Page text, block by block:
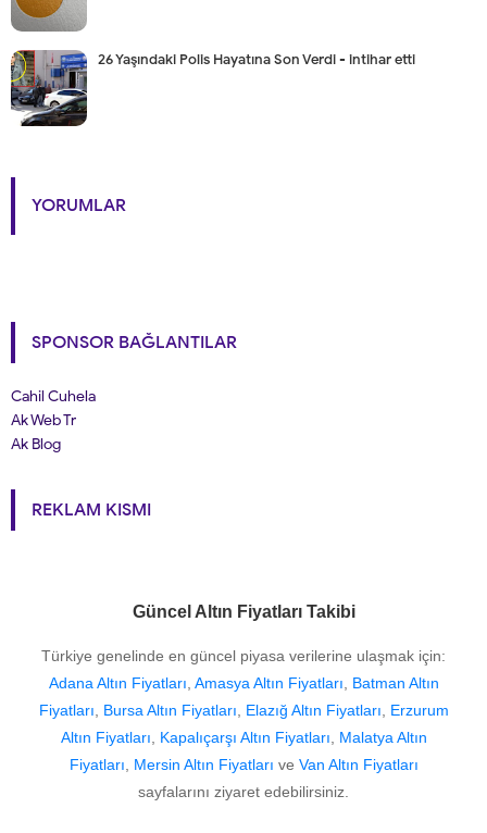
26 Yaşındaki Polis Hayatına Son Verdi - intihar etti
YORUMLAR
SPONSOR BAĞLANTILAR
Cahil Cuhela
Ak Web Tr
Ak Blog
REKLAM KISMI
Güncel Altın Fiyatları Takibi
Türkiye genelinde en güncel piyasa verilerine ulaşmak için:
Adana Altın Fiyatları Amasya Altın Fiyatları
Batman Altın
Fiyatları
Bursa Altın Fiyatları Elazığ Altın Fiyatları
Erzurum
Altın Fiyatları
Kapalıçarşı Altın Fiyatları
Malatya Altın
Fiyatları
Mersin Altın Fiyatları ve Van Altın Fiyatları
sayfalarını ziyaret edebilirsiniz.